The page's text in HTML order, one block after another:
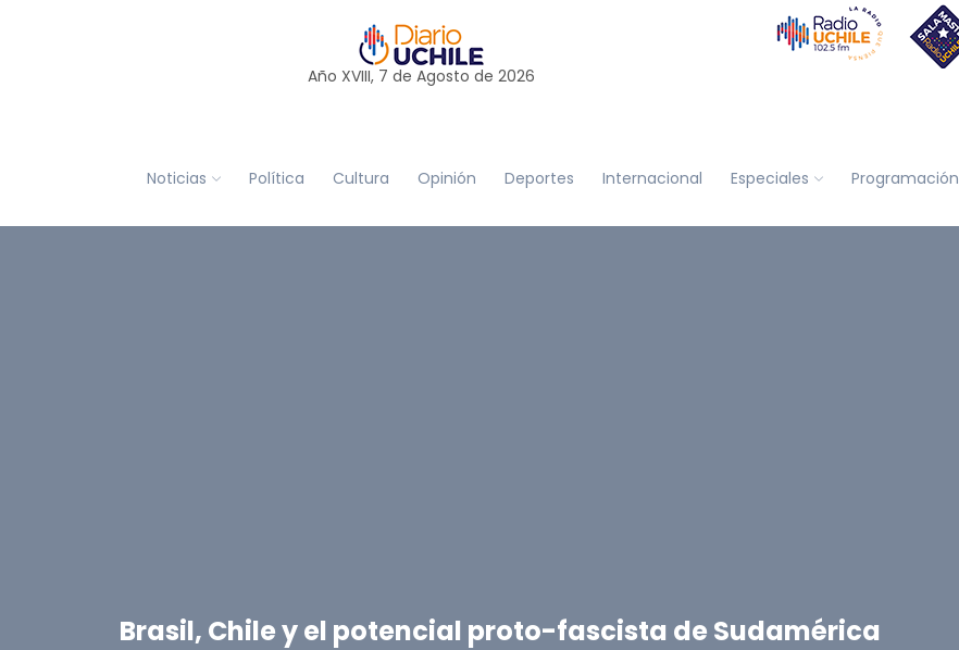
Año XVIII, 7 de Agosto de 2026
Noticias Política Cultura Opinión Deportes Internacional Especiales Programación
Brasil, Chile y el potencial proto-fascista de Sudamérica